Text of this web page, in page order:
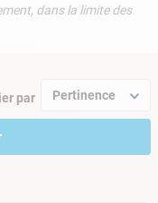
dans la limite des
par Pertinence